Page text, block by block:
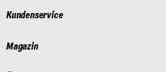
Kundenservice
Magazin